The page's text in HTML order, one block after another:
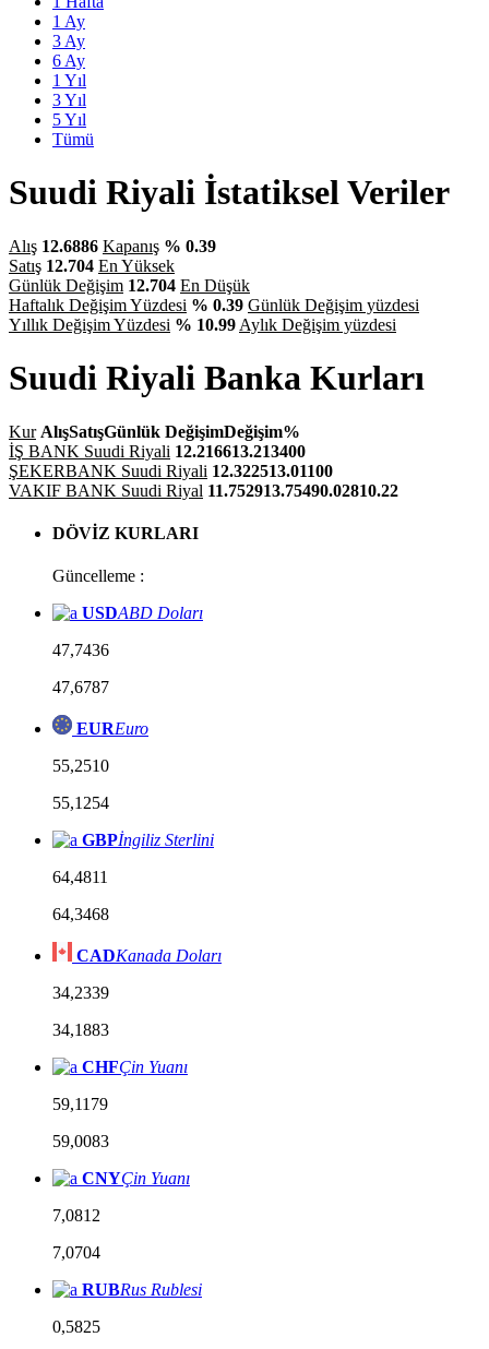
1 Ay
3 Ay
6 Ay
1 Yıl
3 Yıl
5 Yıl
Tümü
Suudi Riyali İstatiksel Veriler
Alış 12.6886 Kapanış % 0.39
Satış 12.704 En Yüksek
Günlük Değişim 12.704 En Düşük
Haftalık Değişim Yüzdesi % 0.39 Günlük Değişim yüzdesi
Yıllık Değişim Yüzdesi % 10.99 Aylık Değişim yüzdesi
Suudi Riyali Banka Kurları
Kur AlışSatışGünlük DeğişimDeğişim%
İŞ BANK Suudi Riyali 12.216613.213400
ŞEKERBANK Suudi Riyali 12.322513.01100
VAKIF BANK Suudi Riyal 11.752913.75490.02810.22
DÖVİZ KURLARI
Güncelleme :
USDABD Doları
47,7436
47,6787
EUREuro
55,2510
55,1254
GBPİngiliz Sterlini
64,4811
64,3468
CADKanada Doları
34,2339
34,1883
CHFÇin Yuanı
59,1179
59,0083
CNYÇin Yuanı
7,0812
7,0704
RUBRus Rublesi
0,5825